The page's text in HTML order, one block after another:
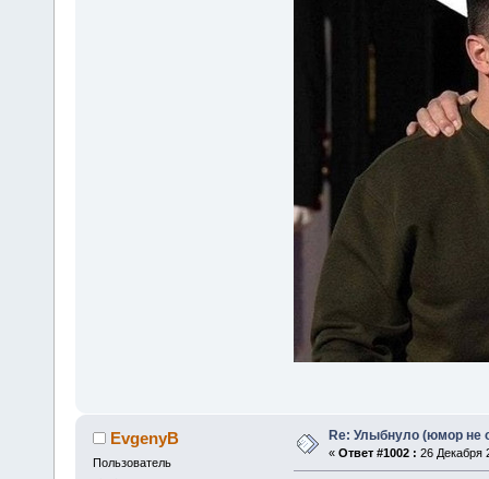
EvgenyB
Пользователь
Re: Улыбнуло (юмор не
« Ответ #1002 : 26 Декабря